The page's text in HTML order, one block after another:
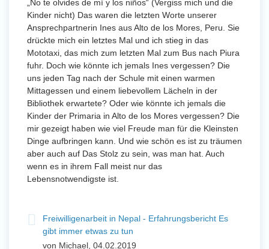
„No te olvides de mí y los niños“ (Vergiss mich und die
Kinder nicht) Das waren die letzten Worte unserer
Ansprechpartnerin Ines aus Alto de los Mores, Peru. Sie
drückte mich ein letztes Mal und ich stieg in das
Mototaxi, das mich zum letzten Mal zum Bus nach Piura
fuhr. Doch wie könnte ich jemals Ines vergessen? Die
uns jeden Tag nach der Schule mit einen warmen
Mittagessen und einem liebevollem Lächeln in der
Bibliothek erwartete? Oder wie könnte ich jemals die
Kinder der Primaria in Alto de los Mores vergessen? Die
mir gezeigt haben wie viel Freude man für die Kleinsten
Dinge aufbringen kann. Und wie schön es ist zu träumen
aber auch auf Das Stolz zu sein, was man hat. Auch
wenn es in ihrem Fall meist nur das
Lebensnotwendigste ist.
Freiwilligenarbeit in Nepal - Erfahrungsbericht Es
gibt immer etwas zu tun
von Michael, 04.02.2019